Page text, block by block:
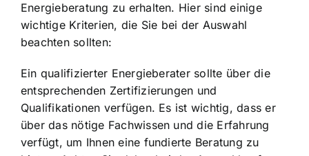
Energieberatung zu erhalten. Hier sind einige
wichtige Kriterien, die Sie bei der Auswahl
beachten sollten:
Ein qualifizierter Energieberater sollte über die
entsprechenden Zertifizierungen und
Qualifikationen verfügen. Es ist wichtig, dass er
über das nötige Fachwissen und die Erfahrung
verfügt, um Ihnen eine fundierte Beratung zu